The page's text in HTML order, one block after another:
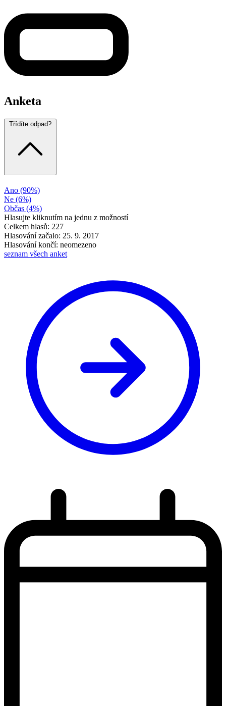
Anketa
Třídíte odpad?
Ano (90%)
Ne (6%)
Občas (4%)
Hlasujte kliknutím na jednu z možností
Celkem hlasů: 227
Hlasování začalo: 25. 9. 2017
Hlasování končí: neomezeno
seznam všech anket